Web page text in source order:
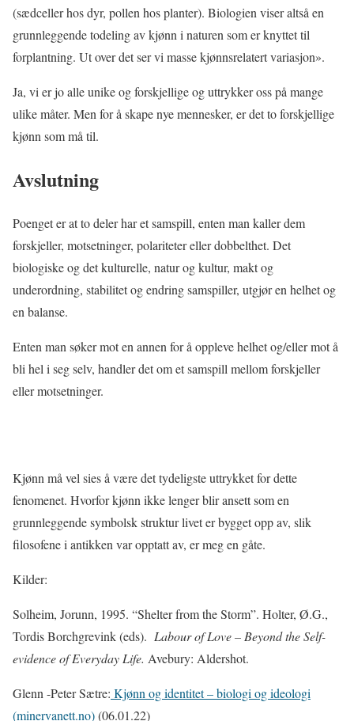
(sædceller hos dyr, pollen hos planter). Biologien viser altså en
grunnleggende todeling av kjønn i naturen som er knyttet til
forplantning. Ut over det ser vi masse kjønnsrelatert variasjon».
Ja, vi er jo alle unike og forskjellige og uttrykker oss på mange
ulike måter. Men for å skape nye mennesker, er det to forskjellige
kjønn som må til.
Avslutning
Poenget er at to deler har et samspill, enten man kaller dem
forskjeller, motsetninger, polariteter eller dobbelthet. Det
biologiske og det kulturelle, natur og kultur, makt og
underordning, stabilitet og endring samspiller, utgjør en helhet og
en balanse.
Enten man søker mot en annen for å oppleve helhet og/eller mot å
bli hel i seg selv, handler det om et samspill mellom forskjeller
eller motsetninger.
Kjønn må vel sies å være det tydeligste uttrykket for dette
fenomenet. Hvorfor kjønn ikke lenger blir ansett som en
grunnleggende symbolsk struktur livet er bygget opp av, slik
filosofene i antikken var opptatt av, er meg en gåte.
Kilder:
Solheim, Jorunn, 1995. “Shelter from the Storm”. Holter, Ø.G.,
Tordis Borchgrevink (eds). Labour of Love – Beyond the Self-
evidence of Everyday Life. Avebury: Aldershot.
Glenn -Peter Sætre: Kjønn og identitet – biologi og ideologi
(minervanett.no)(06.01.22)